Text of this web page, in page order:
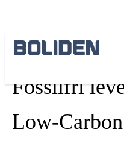
SUSTAINABILITY
Fossilfri